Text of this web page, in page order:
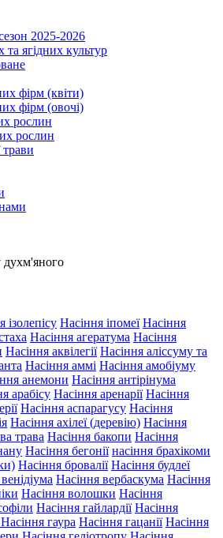
2025-2026
та ягідних культур
фірм (квіти)
фірм (овочі)
рослин
рослин
трави
духм'яного
ізолепісу Насіння іпомеї Насіння
Насіння агератума Насіння
Насіння аквілегії Насіння аліссуму та
Насіння аммі Насіння амобіуму
анемони Насіння антірінума
арабісу Насіння аренарії Насіння
Насіння аспарагусу Насіння
Насіння ахілеї (деревію) Насіння
трава Насіння бакопи Насіння
Насіння бегонії насіння брахікоми
Насіння бровалії Насіння будлеї
Насіння вербаскума Насіння
Насіння волошки Насіння
Насіння гайлардії Насіння
Насіння гаура Насіння гацанії Насіння